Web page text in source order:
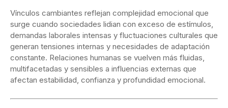
Vínculos cambiantes reflejan complejidad emocional que
surge cuando sociedades lidian con exceso de estímulos,
demandas laborales intensas y fluctuaciones culturales que
generan tensiones internas y necesidades de adaptación
constante. Relaciones humanas se vuelven más fluidas,
multifacetadas y sensibles a influencias externas que
afectan estabilidad, confianza y profundidad emocional.